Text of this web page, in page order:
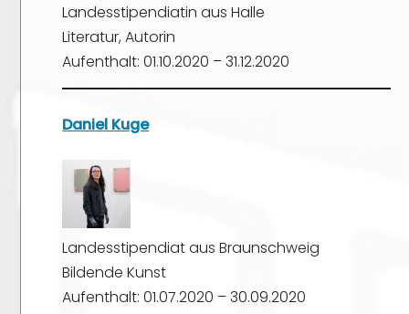
Landesstipendiatin aus Halle
Literatur, Autorin
Aufenthalt: 01.10.2020 – 31.12.2020
Daniel Kuge
Landesstipendiat aus Braunschweig
Bildende Kunst
Aufenthalt: 01.07.2020 – 30.09.2020